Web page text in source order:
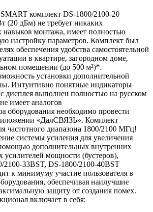
комплект DS-1800/2100-20
(20 дБм) не требует никаких
навыков монтажа, имеет полностью
настройку параметров. Комплект был
обеспечения удобства самостоятельной
в квартире, загородном доме,
помещении (до 500 м²)*.
установки дополнительной
Интуитивно понятные индикаторы
дисплея выполнен полностью на русском
имеет аналогов
оборудования необходимо провести
«ДалСВЯЗЬ». Комплект
частотного диапазона 1800/2100 МГц!
системы усиления для увеличения
дополнительных внутренних
мощности (бустеров),
2100-33BST, DS-1800/2100-40BST
к минимуму участие пользователя в
обеспечивая наилучшие
защиту от создания помех.
включает в себя: